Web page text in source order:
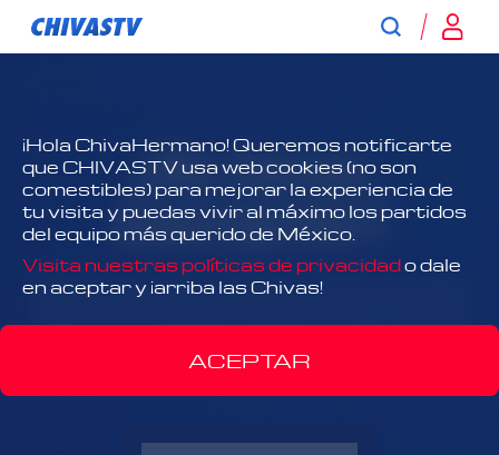
¿No tienes
suscripción?
¡Todo Chivas, todo el tiempo y antes que nadie!
Disfruta el contenido exclusivo y acércate más
que nunca al Rebaño Sagrado.
¡Hola ChivaHermano! Queremos notificarte
que CHIVASTV usa web cookies (no son
comestibles) para mejorar la experiencia de
tu visita y puedas vivir al máximo los partidos
del equipo más querido de México.
Visita nuestras políticas de privacidado dale
en aceptar y ¡arriba las Chivas!
ACEPTAR